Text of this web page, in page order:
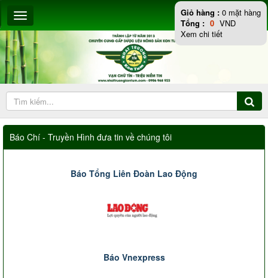
Báo Chí - Truyền Hình đưa tin về chúng tôi
Báo Tổng Liên Đoàn Lao Động
Báo Vnexpress
Giỏ hàng : 0 mặt hàng
Tổng : 0 VND
Xem chi tiết